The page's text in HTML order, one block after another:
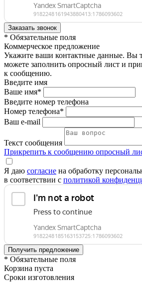
* Обязательные поля
Коммерческое предложение
Укажите ваши контактные данные. Вы
можете заполнить опросный лист и
к сообщению.
Введите имя
Ваше имя*
Введите номер телефона
Номер телефона*
Ваш e-mail
Текст сообщения
Прикрепить к сообщению опросный
Я даю согласие на обработку
в соответствии с политикой
* Обязательные поля
Корзина пуста
Сроки изготовления